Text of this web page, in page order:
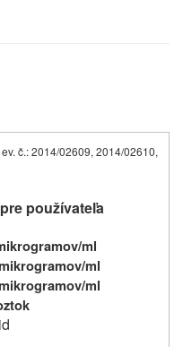
č.: 2014/02609, 2014/02610,
používateľa
ml
ml
ml